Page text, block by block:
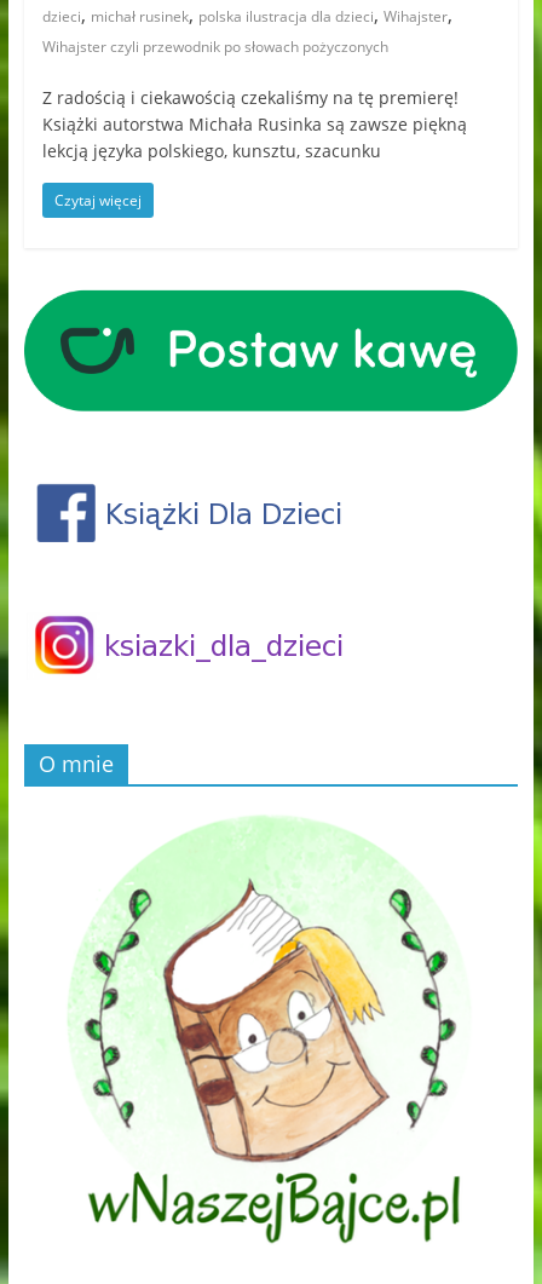
dzieci, michał rusinek, polska ilustracja dla dzieci, Wihajster,
Wihajster czyli przewodnik po słowach pożyczonych
Z radością i ciekawością czekaliśmy na tę premierę!
Książki autorstwa Michała Rusinka są zawsze piękną
lekcją języka polskiego, kunsztu, szacunku
Czytaj więcej
O mnie